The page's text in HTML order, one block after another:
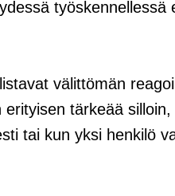
työskennellessä
välittömän
tärkeää
tai kun yksi henkilö